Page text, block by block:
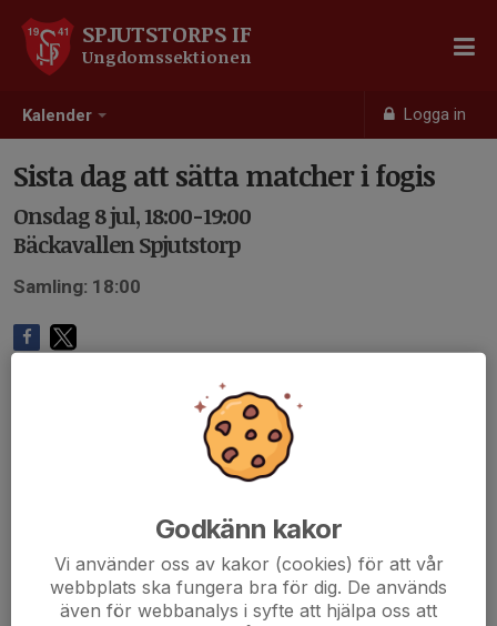
Kalender Logga in
SPJUTSTORPS IF
Ungdomssektionen
Sista dag att sätta matcher i fogis
Onsdag 8 jul, 18:00-19:00
Bäckavallen Spjutstorp
Samling: 18:00
Godkänn kakor
Vi använder oss av kakor (cookies) för att vår
webbplats ska fungera bra för dig. De används
även för webbanalys i syfte att hjälpa oss att